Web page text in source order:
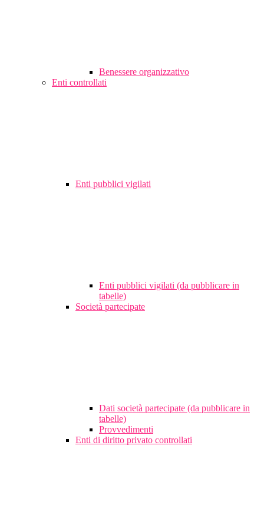
Benessere organizzativo
Enti controllati
Enti pubblici vigilati
Enti pubblici vigilati (da pubblicare in
tabelle)
Società partecipate
Dati società partecipate (da pubblicare in
tabelle)
Provvedimenti
Enti di diritto privato controllati